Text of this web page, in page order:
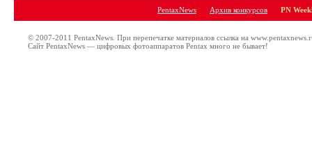
PentaxNews Архив конкурсов PN
© 2007-2011 PentaxNews. При перепечатке материалов ссылка на
Сайт PentaxNews — цифровых фотоаппаратов Pentax много не бывает!